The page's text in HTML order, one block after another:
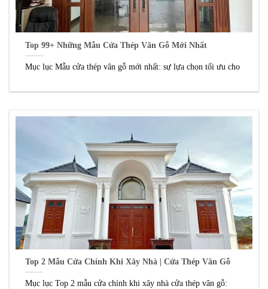
Top 99+ Những Mẫu Cửa Thép Vân Gỗ Mới Nhất
Mục lục Mẫu cửa thép vân gỗ mới nhất: sự lựa chọn tối ưu cho
Top 2 Mẫu Cửa Chính Khi Xây Nhà | Cửa Thép Vân Gỗ
Mục lục Top 2 mẫu cửa chính khi xây nhà cửa thép vân gỗ: